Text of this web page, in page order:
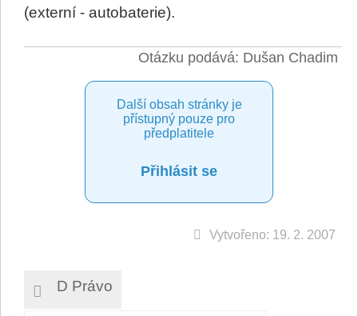
(externí - autobaterie).
Otázku podává: Dušan Chadim
Další obsah stránky je
přístupný pouze pro
předplatitele
Přihlásit se
Vytvořeno: 19. 2. 2007
D Právo